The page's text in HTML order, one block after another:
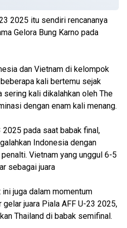
2025 itu sendiri rencananya
Gelora Bung Karno pada
dan Vietnam di kelompok
kali bertemu sejak
sering kali dikalahkan oleh The
dengan enam kali menang.
2025 pada saat babak final,
Indonesia dengan
Vietnam yang unggul 6-5
sebagai juara
juga dalam momentum
juara Piala AFF U-23 2025,
Thailand di babak semifinal.